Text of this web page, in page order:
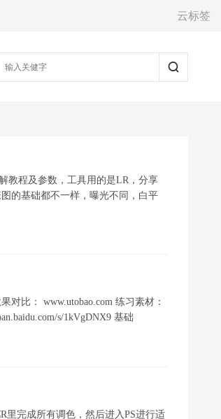
云标签
教程及参数，工具用的是LR，分享
的基础都不一样，曝光不同，白平
比： www.utobao.com 练习素材：
s/1kVgDNX9 基础
里完成所有调色，然后进入PS进行适